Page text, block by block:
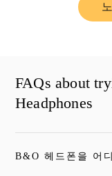
FAQs about
Headphones
B&O 헤드폰을 어
자세한 내용을 보시